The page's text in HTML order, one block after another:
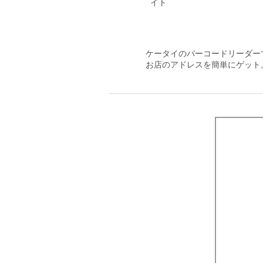
イト
ケータイのバーコードリーダー
お店のアドレスを簡単にゲット